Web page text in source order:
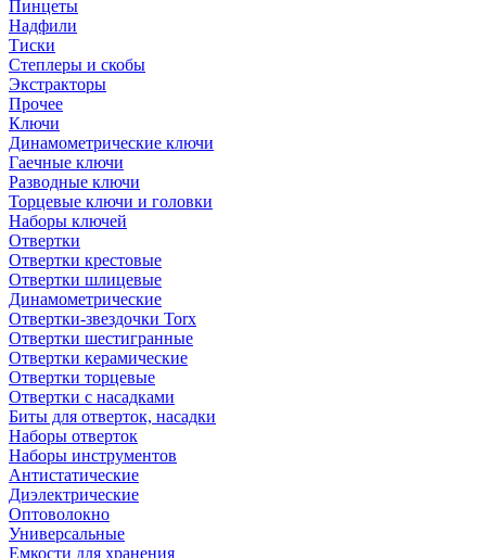
Пинцеты
Надфили
Тиски
Степлеры и скобы
Экстракторы
Прочее
Ключи
Динамометрические ключи
Гаечные ключи
Разводные ключи
Торцевые ключи и головки
Наборы ключей
Отвертки
Отвертки крестовые
Отвертки шлицевые
Динамометрические
Отвертки-звездочки Torx
Отвертки шестигранные
Отвертки керамические
Отвертки торцевые
Отвертки с насадками
Биты для отверток, насадки
Наборы отверток
Наборы инструментов
Антистатические
Диэлектрические
Оптоволокно
Универсальные
Емкости для хранения